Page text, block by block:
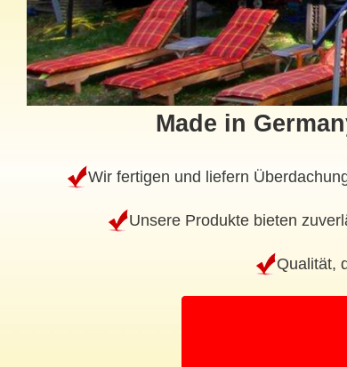
Made in
Wir fertigen und liefern
Unsere Produkte bieten
Qualität,